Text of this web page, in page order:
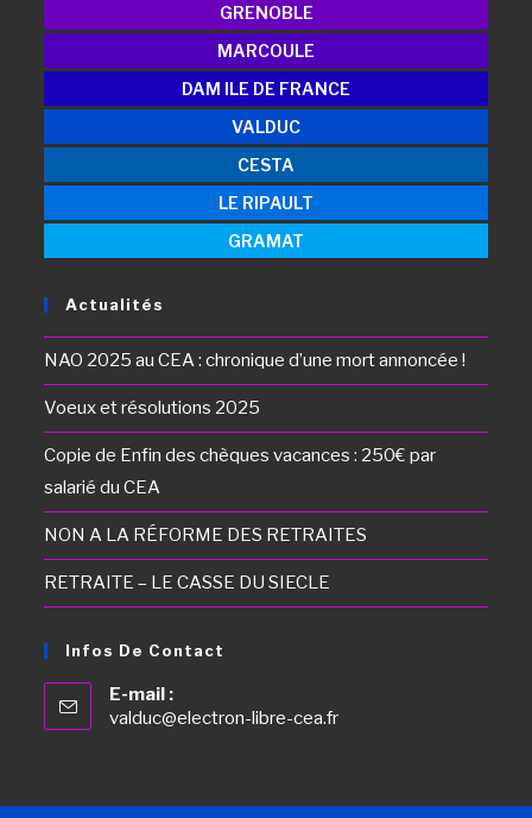
GRENOBLE
MARCOULE
DAM ILE DE FRANCE
VALDUC
CESTA
LE RIPAULT
GRAMAT
Actualités
NAO 2025 au CEA : chronique d’une mort annoncée !
Voeux et résolutions 2025
Copie de Enfin des chèques vacances : 250€ par
salarié du CEA
NON A LA RÉFORME DES RETRAITES
RETRAITE – LE CASSE DU SIECLE
Infos De Contact
E-mail :
valduc@electron-libre-cea.fr